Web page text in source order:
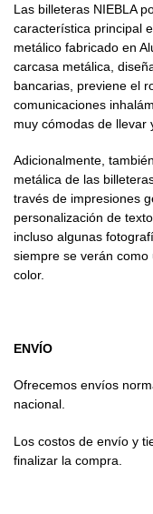
Las billeteras NIEBLA
característica principal
metálico fabricado en
carcasa metálica,
bancarias, previene el
comunicaciones
muy cómodas de llevar
Adicionalmente,
metálica de las
través de impresiones
personalización de
incluso algunas
siempre se verán
color.
ENVÍO
Ofrecemos envíos
nacional.
Los costos de envío y
finalizar la compra.